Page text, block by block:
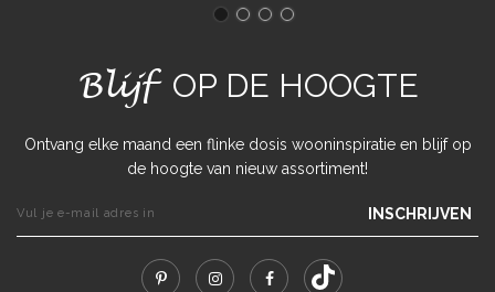
Blijf OP DE HOOGTE
Ontvang elke maand een flinke dosis wooninspiratie en blijf op
de hoogte van nieuw assortiment!
INSCHRIJVEN